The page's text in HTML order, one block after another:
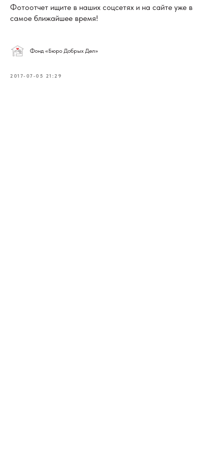
Фотоотчет ищите в наших соцсетях и на сайте уже в
самое ближайшее время!
Фонд «Бюро Добрых Дел»
2017-07-05 21:29